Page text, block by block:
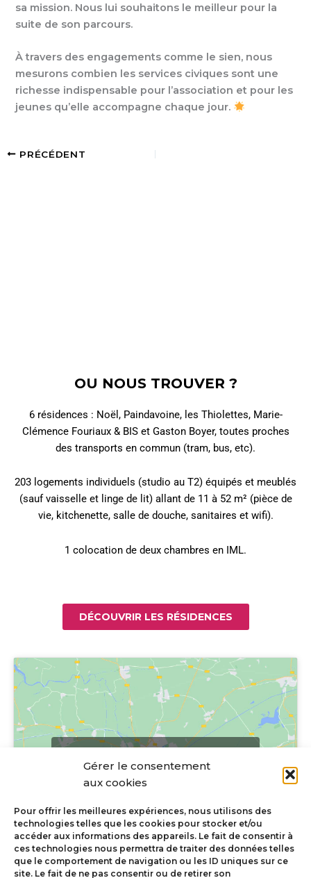
Gérer le consentement
aux cookies
Pour offrir les meilleures expériences, nous utilisons des
technologies telles que les cookies pour stocker et/ou
accéder aux informations des appareils. Le fait de consentir à
ces technologies nous permettra de traiter des données telles
que le comportement de navigation ou les ID uniques sur ce
site. Le fait de ne pas consentir ou de retirer son
sa mission. Nous lui souhaitons le meilleur pour la
suite de son parcours.
À travers des engagements comme le sien, nous
mesurons combien les services civiques sont une
richesse indispensable pour l’association et pour les
jeunes qu’elle accompagne chaque jour.
PRÉCÉDENT
OU NOUS TROUVER ?
6 résidences : Noël, Paindavoine, les Thiolettes, Marie-
Clémence Fouriaux & BIS et Gaston Boyer, toutes proches
des transports en commun (tram, bus, etc).
203 logements individuels (studio au T2) équipés et meublés
(sauf vaisselle et linge de lit) allant de 11 à 52 m² (pièce de
vie, kitchenette, salle de douche, sanitaires et wifi).
1 colocation de deux chambres en IML.
DÉCOUVRIR LES RÉSIDENCES
Cliquez pour accepter les cookies
marketing et activer ce contenu